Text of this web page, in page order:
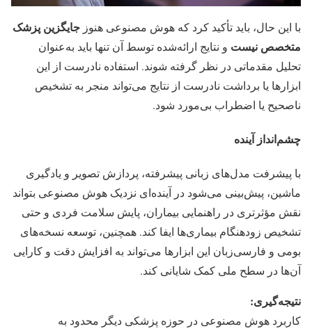
با این حال، باید تأکید کرد که هوش مصنوعی هنوز جایگزین پزشک
متخصص نیست و نتایج ارائه‌شده توسط آن تنها باید به‌عنوان
تحلیل مقدماتی در نظر گرفته شوند. استفاده نادرست از این
ابزارها یا برداشت نادرست از نتایج می‌تواند منجر به تشخیص
ناصحیح یا اضطراب بی‌مورد شود.
چشم‌انداز آینده
با پیشرفت مدل‌های زبانی پیشرفته، پردازش تصویر و یادگیری
ماشین، پیش‌بینی می‌شود در آینده‌ای نزدیک هوش مصنوعی بتواند
نقش مؤثرتری در راهنمایی بیماران، پایش سلامت فردی و حتی
تشخیص زودهنگام بیماری‌ها ایفا کند. همچنین، توسعه نسخه‌های
بومی و فارسی‌زبان این ابزارها می‌تواند به افزایش دقت و کارایی
آن‌ها در سطح ملی کمک شایانی کند.
نتیجه‌گیری:
کاربرد هوش مصنوعی در حوزه پزشکی دیگر محدود به